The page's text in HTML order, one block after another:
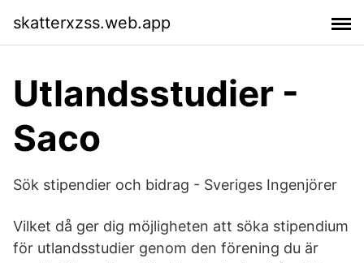
skatterxzss.web.app
Utlandsstudier -
Saco
Sök stipendier och bidrag - Sveriges Ingenjörer
Vilket då ger dig möjligheten att söka stipendium
för utlandsstudier genom den förening du är